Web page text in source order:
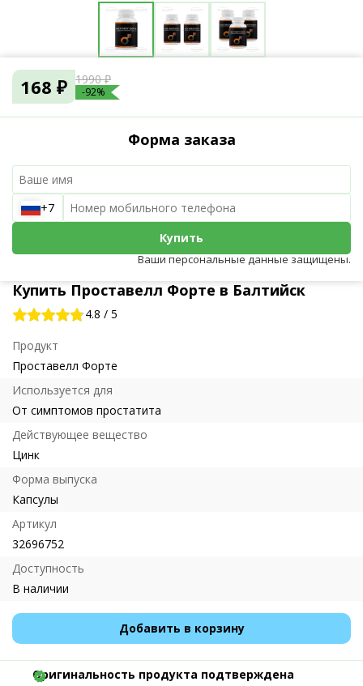
Купить Проставелл Форте в Балтийск
4.8 / 5
Продукт
Проставелл Форте
Используется для
От симптомов простатита
Действующее вещество
Цинк
Форма выпуска
Капсулы
Артикул
32696752
Доступность
В наличии
Добавить в корзину
168 ₽ 1990 ₽
-92%
Форма заказа
+7
Купить
Ваши персональные данные защищены.
Оригинальность продукта подтверждена